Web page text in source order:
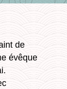
de
évêque